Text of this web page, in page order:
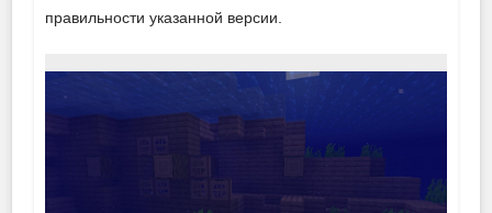
правильности указанной версии.